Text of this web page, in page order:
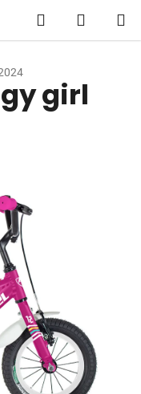
Hledat
KOŠÍK
girl